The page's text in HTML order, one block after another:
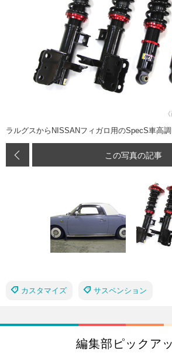
ラルグスからNISSANフィガロ用のSpecS車高
この写真の記事
カスタマイズ サスペンション
編集部ピックア